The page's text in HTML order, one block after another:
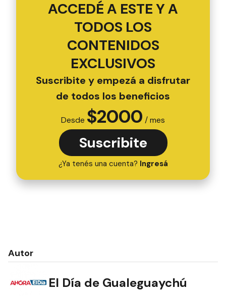
años, un lugar donde además funciona el Hogar
de Día que contiene a adultos mayores donde
entre otras cosas se les aporta la comida diaria.
Un pilar fundamentar en la organización barrial
fue la Hermana Cecilia Fontaneto de la
Congregación de las “Hermanas Franciscanas de
Gante” quién llevó adelante diversas actividades
en la capilla Jesús Obrero desde su tarea
religiosa , solidaria y educativa cuyos especiales
destinatarios fueron los niños y las madres del
barrio. De allí el nombre con el cual se bautizó a
este salón que también funciona dentro del
barrio Jesús Obrero. Además, desde el municipio
de Urdinarrain siempre fue fundamental la tarea
de las trabajadoras sociales que lograron
coordinar esfuerzos en pos del crecimiento
en una impulsora de la organización comunitaria
del Barrio Jesús Obrero, al igual que Susana
Figueroa de Asevedo quien fue presidenta de la
comisión y tantos otros hombres y mujeres que